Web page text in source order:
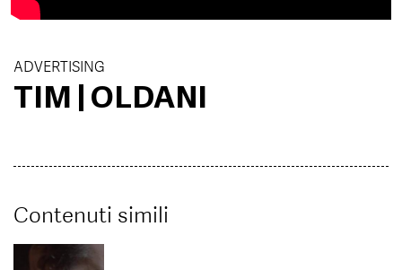
ADVERTISING
TIM | OLDANI
Contenuti simili